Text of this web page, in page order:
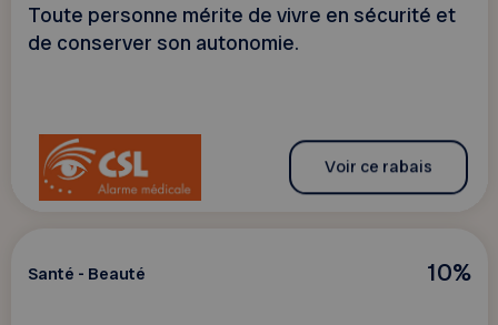
Toute personne mérite de vivre en sécurité et
de conserver son autonomie.
Voir ce rabais
10%
Santé - Beauté